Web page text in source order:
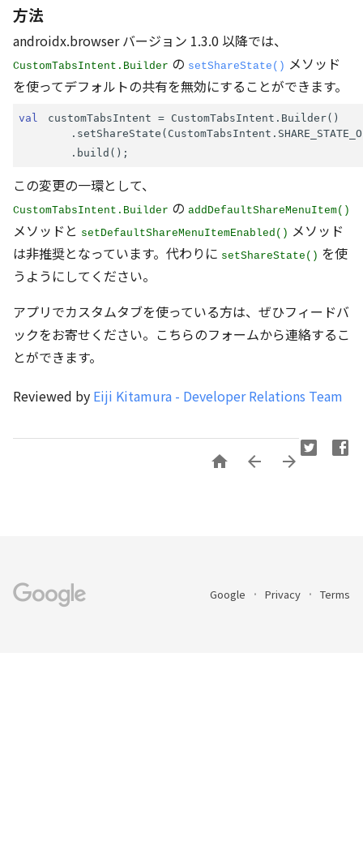
方法
androidx.browser バージョン 1.3.0 以降では、
CustomTabsIntent.Builder の setShareState() メソッド
を使ってデフォルトの共有を無効にすることができます。
val
customTabsIntent = CustomTabsIntent.Builder()
.build();
この変更の一環として、
CustomTabsIntent.Builder の addDefaultShareMenuItem()
メソッドと setDefaultShareMenuItemEnabled() メソッド
は非推奨となっています。代わりに setShareState() を使
うようにしてください。
アプリでカスタムタブを使っている方は、ぜひフィードバ
ックをお寄せください。こちらのフォームから連絡するこ
とができます。
Reviewed by Eiji Kitamura - Developer Relations Team
  
Google Privacy Terms